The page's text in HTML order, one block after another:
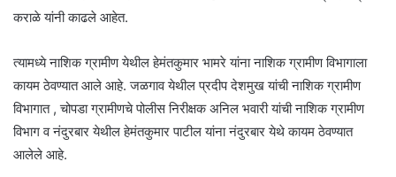
कराळे यांनी काढले आहेत.
त्यामध्ये नाशिक ग्रामीण येथील हेमंतकुमार भामरे यांना नाशिक ग्रामीण विभागाला
कायम ठेवण्यात आले आहे. जळगाव येथील प्रदीप देशमुख यांची नाशिक ग्रामीण
विभागात , चोपडा ग्रामीणचे पोलीस निरीक्षक अनिल भवारी यांची नाशिक ग्रामीण
विभाग व नंदुरबार येथील हेमंतकुमार पाटील यांना नंदुरबार येथे कायम ठेवण्यात
आलेले आहे.